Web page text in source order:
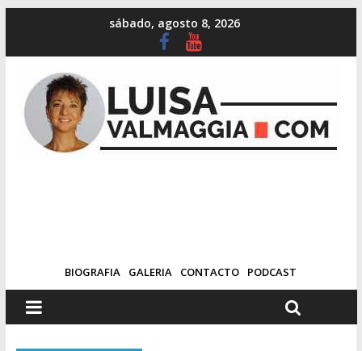
sábado, agosto 8, 2026
BIOGRAFIA GALERIA CONTACTO PODCAST